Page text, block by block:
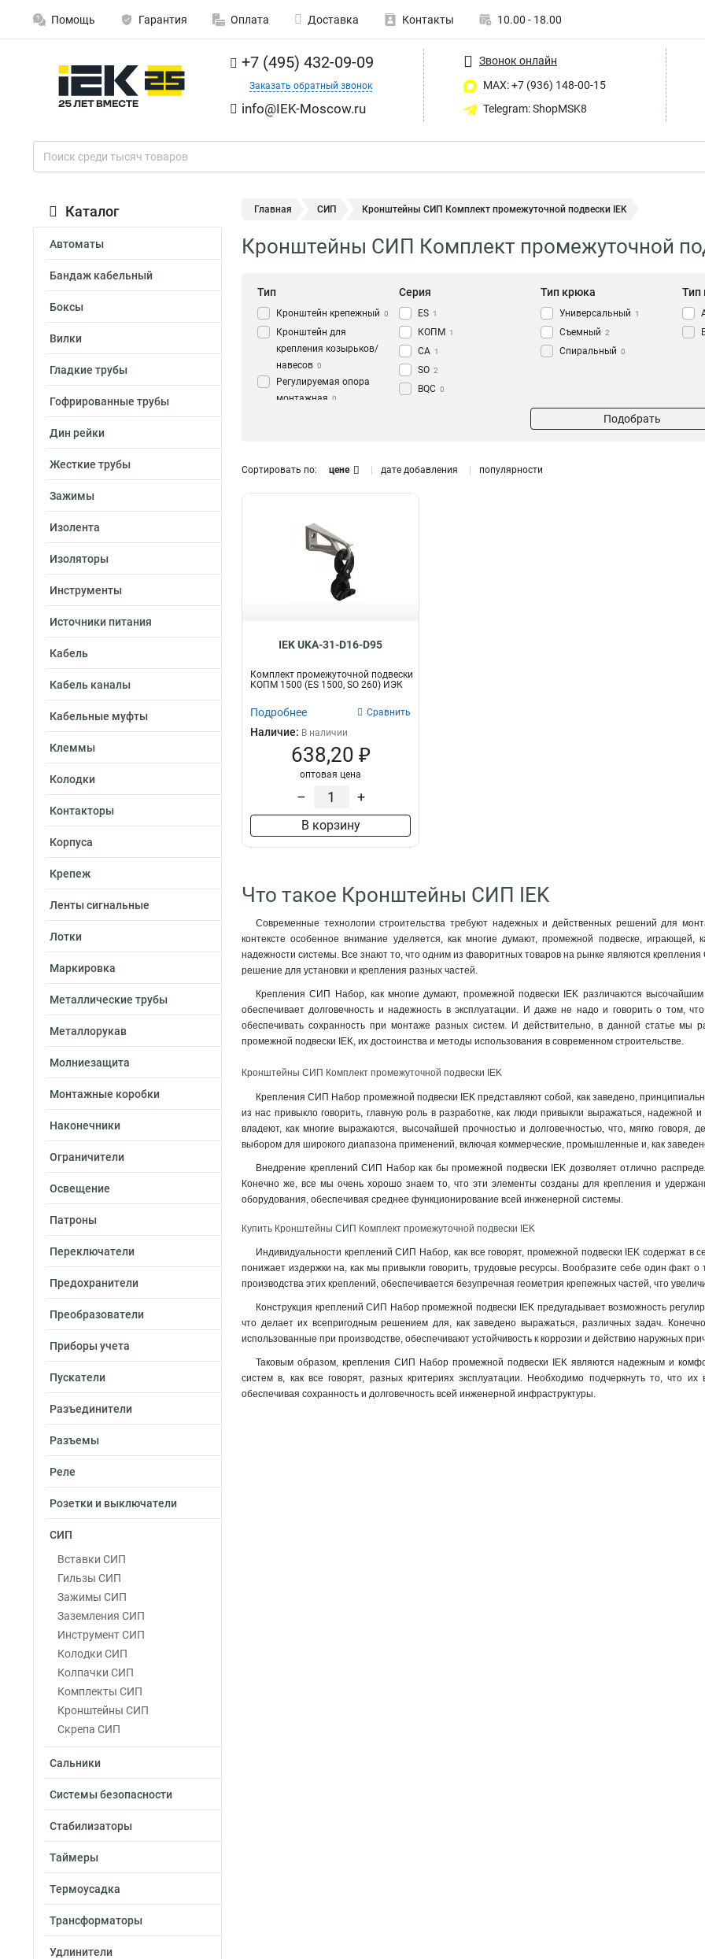
Помощь Гарантия Оплата Доставка Контакты 10.00 - 18.00
+7 (495) 432-09-09
Заказать обратный звонок
info@IEK-Moscow.ru
Звонок онлайн
MAX: +7 (936) 148-00-15
Telegram: ShopMSK8
Каталог
Автоматы
Бандаж кабельный
Боксы
Вилки
Гладкие трубы
Гофрированные трубы
Дин рейки
Жесткие трубы
Зажимы
Изолента
Изоляторы
Инструменты
Источники питания
Кабель
Кабель каналы
Кабельные муфты
Клеммы
Колодки
Контакторы
Корпуса
Крепеж
Ленты сигнальные
Лотки
Маркировка
Металлические трубы
Металлорукав
Молниезащита
Монтажные коробки
Наконечники
Ограничители
Освещение
Патроны
Переключатели
Предохранители
Преобразователи
Приборы учета
Пускатели
Разъединители
Разъемы
Реле
Розетки и выключатели
СИП
Вставки СИП
Гильзы СИП
Зажимы СИП
Заземления СИП
Инструмент СИП
Колодки СИП
Колпачки СИП
Комплекты СИП
Кронштейны СИП
Скрепа СИП
Сальники
Системы безопасности
Стабилизаторы
Таймеры
Термоусадка
Трансформаторы
Удлинители
Главная СИП Кронштейны СИП Комплект промежуточной подвески IEK
Кронштейны СИП Комплект промежуточной
Тип
Кронштейн крепежный 0
Кронштейн для
крепления козырьков/
навесов 0
Регулируемая опора
монтажная 0
Крюк 13
Серия
ES 1
КОПМ 1
CA 1
SO 2
BQC 0
Тип крюка
Универсальный 1
Съемный 2
Спиральный 0
Тип
Подобрать
Сортировать по: цене дате добавления популярности
IEK UKA-31-D16-D95
Комплект промежуточной подвески
КОПМ 1500 (ES 1500, SO 260) ИЭК
Подробнее Сравнить
Наличие: В наличии
638,20 ₽
оптовая цена
– +
В корзину
Что такое Кронштейны СИП IEK
Современные технологии строительства требуют надежных и действенных решений для
контексте особенное внимание уделяется, как многие думают, промежной подвеске,
надежности системы. Все знают то, что одним из фаворитных товаров на рынке являются
решение для установки и крепления разных частей.
Крепления СИП Набор, как многие думают, промежной подвески IEK различаются
обеспечивает долговечность и надежность в эксплуатации. И даже не надо и говорить о том,
обеспечивать сохранность при монтаже разных систем. И действительно, в данной статье мы
промежной подвески IEK, их достоинства и методы использования в современном строительстве.
Кронштейны СИП Комплект промежуточной подвески IEK
Крепления СИП Набор промежной подвески IEK представляют собой, как заведено,
из нас привыкло говорить, главную роль в разработке, как люди привыкли выражаться, надежной
владеют, как многие выражаются, высочайшей прочностью и долговечностью, что, мягко говоря,
выбором для широкого диапазона применений, включая коммерческие, промышленные и, как
Внедрение креплений СИП Набор как бы промежной подвески IEK дозволяет отлично
Конечно же, все мы очень хорошо знаем то, что эти элементы созданы для крепления и
оборудования, обеспечивая среднее функционирование всей инженерной системы.
Купить Кронштейны СИП Комплект промежуточной подвески IEK
Индивидуальности креплений СИП Набор, как все говорят, промежной подвески IEK содержат в
понижает издержки на, как мы привыкли говорить, трудовые ресурсы. Вообразите себе один факт
производства этих креплений, обеспечивается безупречная геометрия крепежных частей, что
Конструкция креплений СИП Набор промежной подвески IEK предугадывает возможность
что делает их всепригодным решением для, как заведено выражаться, различных задач.
использованные при производстве, обеспечивают устойчивость к коррозии и действию наружных
Таковым образом, крепления СИП Набор промежной подвески IEK являются надежным и
систем в, как все говорят, разных критериях эксплуатации. Необходимо подчеркнуть то, что
обеспечивая сохранность и долговечность всей инженерной инфраструктуры.